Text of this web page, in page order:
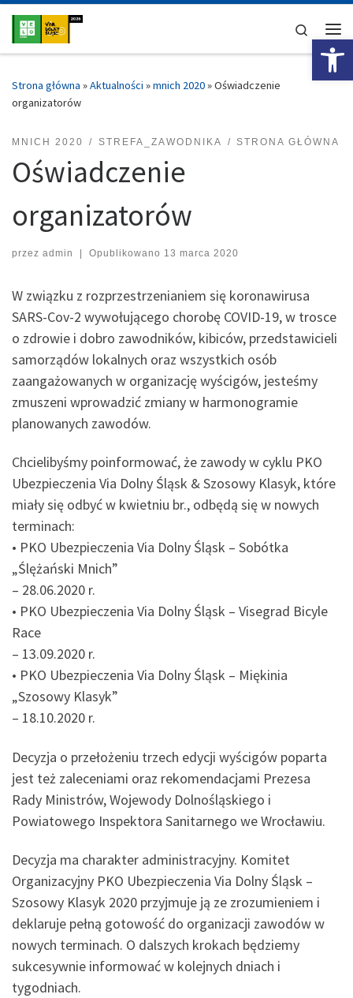
Przejdź do treści
Search
Strona główna »Aktualności »mnich 2020»Oświadczenie
organizatorów
MNICH 2020 STREFA_ZAWODNIKA STRONA GŁÓWNA
Oświadczenie
organizatorów
przez admin | Opublikowano 13 marca 2020
W związku z rozprzestrzenianiem się koronawirusa
SARS-Cov-2 wywołującego chorobę COVID-19, w trosce
o zdrowie i dobro zawodników, kibiców, przedstawicieli
samorządów lokalnych oraz wszystkich osób
zaangażowanych w organizację wyścigów, jesteśmy
zmuszeni wprowadzić zmiany w harmonogramie
planowanych zawodów.
Chcielibyśmy poinformować, że zawody w cyklu PKO
Ubezpieczenia Via Dolny Śląsk & Szosowy Klasyk, które
miały się odbyć w kwietniu br., odbędą się w nowych
terminach:
• PKO Ubezpieczenia Via Dolny Śląsk – Sobótka
„Ślężański Mnich”
– 28.06.2020 r.
• PKO Ubezpieczenia Via Dolny Śląsk – Visegrad Bicyle
Race
– 13.09.2020 r.
• PKO Ubezpieczenia Via Dolny Śląsk – Miękinia
„Szosowy Klasyk”
– 18.10.2020 r.
Decyzja o przełożeniu trzech edycji wyścigów poparta
jest też zaleceniami oraz rekomendacjami Prezesa
Rady Ministrów, Wojewody Dolnośląskiego i
Powiatowego Inspektora Sanitarnego we Wrocławiu.
Decyzja ma charakter administracyjny. Komitet
Organizacyjny PKO Ubezpieczenia Via Dolny Śląsk –
Szosowy Klasyk 2020 przyjmuje ją ze zrozumieniem i
deklaruje pełną gotowość do organizacji zawodów w
nowych terminach. O dalszych krokach będziemy
sukcesywnie informować w kolejnych dniach i
tygodniach.